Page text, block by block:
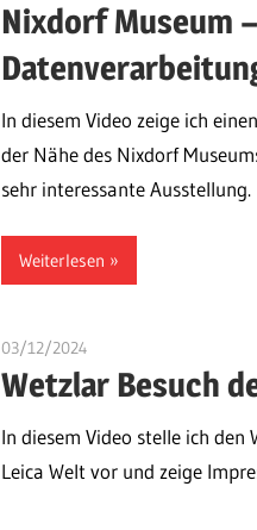
Nixdorf Museum
In diesem Video zeige ich
der Nähe des Nixdorf
sehr interessante Ausstellung.
Weiterlesen
03/12/2024
Wetzlar Besuch
In diesem Video stelle ich
Leica Welt vor und zeige